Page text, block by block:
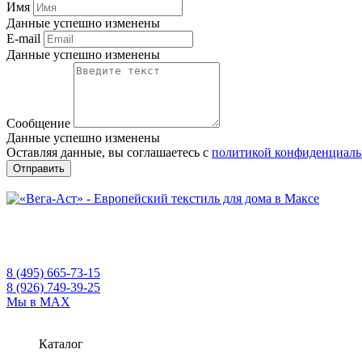
Имя
Данные успешно изменены
E-mail
Данные успешно изменены
Сообщение
Данные успешно изменены
Оставляя данные, вы соглашаетесь с политикой
Отправить
8 (495) 665-73-15
8 (926) 749-39-25
Мы в MAX
Каталог